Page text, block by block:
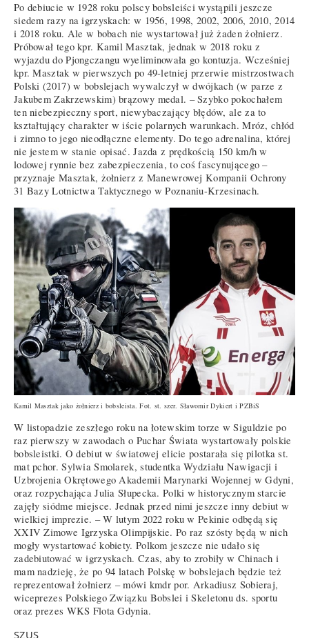
Po debiucie w 1928 roku polscy bobsleiści wystąpili jeszcze
siedem razy na igrzyskach: w 1956, 1998, 2002, 2006, 2010, 2014
i 2018 roku. Ale w bobach nie wystartował już żaden żołnierz.
Próbował tego kpr. Kamil Masztak, jednak w 2018 roku z
wyjazdu do Pjongczangu wyeliminowała go kontuzja. Wcześniej
kpr. Masztak w pierwszych po 49-letniej przerwie mistrzostwach
Polski (2017) w bobslejach wywalczył w dwójkach (w parze z
Jakubem Zakrzewskim) brązowy medal. – Szybko pokochałem
ten niebezpieczny sport, niewybaczający błędów, ale za to
kształtujący charakter w iście polarnych warunkach. Mróz, chłód
i zimno to jego nieodłączne elementy. Do tego adrenalina, której
nie jestem w stanie opisać. Jazda z prędkością 150 km/h w
lodowej rynnie bez zabezpieczenia, to coś fascynującego –
przyznaje Masztak, żołnierz z Manewrowej Kompanii Ochrony
31 Bazy Lotnictwa Taktycznego w Poznaniu-Krzesinach.
Kamil Masztak jako żołnierz i bobsleista. Fot. st. szer. Sławomir Dykiert i PZBiS
W listopadzie zeszłego roku na łotewskim torze w Siguldzie po
raz pierwszy w zawodach o Puchar Świata wystartowały polskie
bobsleistki. O debiut w światowej elicie postarała się pilotka st.
mat pchor. Sylwia Smolarek, studentka Wydziału Nawigacji i
Uzbrojenia Okrętowego Akademii Marynarki Wojennej w Gdyni,
oraz rozpychająca Julia Słupecka. Polki w historycznym starcie
zajęły siódme miejsce. Jednak przed nimi jeszcze inny debiut w
wielkiej imprezie. – W lutym 2022 roku w Pekinie odbędą się
XXIV Zimowe Igrzyska Olimpijskie. Po raz szósty będą w nich
mogły wystartować kobiety. Polkom jeszcze nie udało się
zadebiutować w igrzyskach. Czas, aby to zrobiły w Chinach i
mam nadzieję, że po 94 latach Polskę w bobslejach będzie też
reprezentował żołnierz – mówi kmdr por. Arkadiusz Sobieraj,
wiceprezes Polskiego Związku Bobslei i Skeletonu ds. sportu
oraz prezes WKS Flota Gdynia.
SZUS